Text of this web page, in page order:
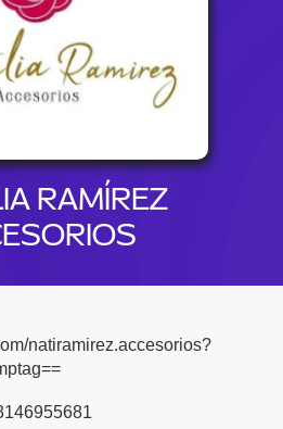
RAMÍREZ
natiramirez.accesorios?